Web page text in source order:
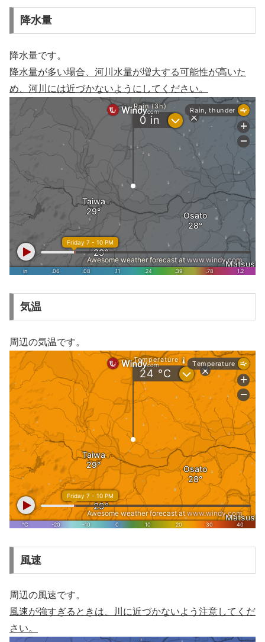
降水量
降水量です。
降水量が多い場合、河川水量が増大する可能性が高いた
め、河川には近づかないようにしてください。
気温
周辺の気温です。
風速
周辺の風速です。
風速が強すぎるときは、川に近づかないよう注意してくだ
さい。